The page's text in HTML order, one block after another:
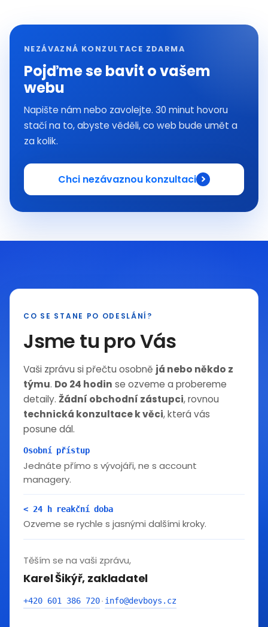
NEZÁVAZNÁ KONZULTACE ZDARMA
Pojďme se bavit o vašem
webu
Napište nám nebo zavolejte. 30 minut hovoru
stačí na to, abyste věděli, co web bude umět a
za kolik.
Chci nezávaznou konzultaci
CO SE STANE PO ODESLÁNÍ?
Jsme tu pro Vás
Vaši zprávu si přečtu osobně já nebo někdo z
týmu. Do 24 hodin se ozveme a probereme
detaily.Žádní obchodní zástupci, rovnou
technická konzultace k věci, která vás
posune dál.
Osobní přístup
Jednáte přímo s vývojáři, ne s account
managery.
< 24 h reakční doba
Ozveme se rychle s jasnými dalšími kroky.
Těším se na vaši zprávu,
Karel Šikýř, zakladatel
+420 601 386 720· info@devboys.cz